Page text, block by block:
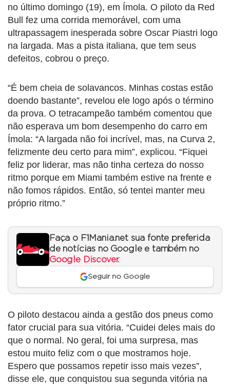
no último domingo (19), em Ímola. O piloto da Red
Bull fez uma corrida memorável, com uma
ultrapassagem inesperada sobre Oscar Piastri logo
na largada. Mas a pista italiana, que tem seus
defeitos, cobrou o preço.
“É bem cheia de solavancos. Minhas costas estão
doendo bastante”, revelou ele logo após o término
da prova. O tetracampeão também comentou que
não esperava um bom desempenho do carro em
Ímola: “A largada não foi incrível, mas, na Curva 2,
felizmente deu certo para mim”, explicou. “Fiquei
feliz por liderar, mas não tinha certeza do nosso
ritmo porque em Miami também estive na frente e
não fomos rápidos. Então, só tentei manter meu
próprio ritmo.”
Faça o F1Mania.net sua fonte preferida
de notícias no Google e também no
Google Discover.
Seguir no Google
O piloto destacou ainda a gestão dos pneus como
fator crucial para sua vitória. “Cuidei deles mais do
que o normal. No geral, foi uma surpresa, mas
estou muito feliz com o que mostramos hoje.
Espero que possamos repetir isso mais vezes”,
disse ele, que conquistou sua segunda vitória na